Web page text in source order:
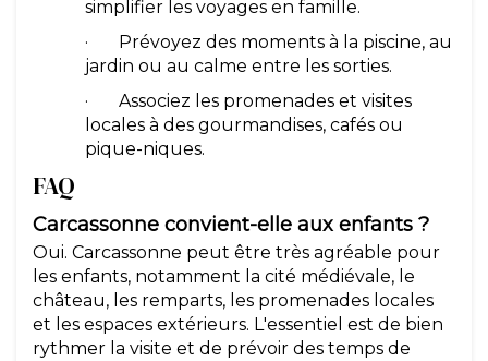
simplifier les voyages en famille.
· Prévoyez des moments à la piscine, au
jardin ou au calme entre les sorties.
· Associez les promenades et visites
locales à des gourmandises, cafés ou
pique-niques.
FAQ
Carcassonne convient-elle aux enfants ?
Oui. Carcassonne peut être très agréable pour
les enfants, notamment la cité médiévale, le
château, les remparts, les promenades locales
et les espaces extérieurs. L'essentiel est de bien
rythmer la visite et de prévoir des temps de